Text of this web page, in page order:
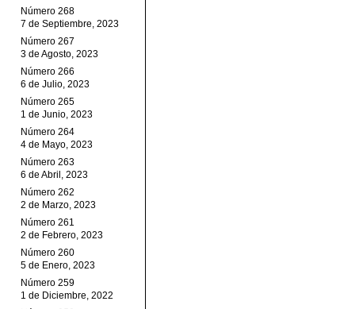
Número 268
7 de Septiembre, 2023
Número 267
3 de Agosto, 2023
Número 266
6 de Julio, 2023
Número 265
1 de Junio, 2023
Número 264
4 de Mayo, 2023
Número 263
6 de Abril, 2023
Número 262
2 de Marzo, 2023
Número 261
2 de Febrero, 2023
Número 260
5 de Enero, 2023
Número 259
1 de Diciembre, 2022